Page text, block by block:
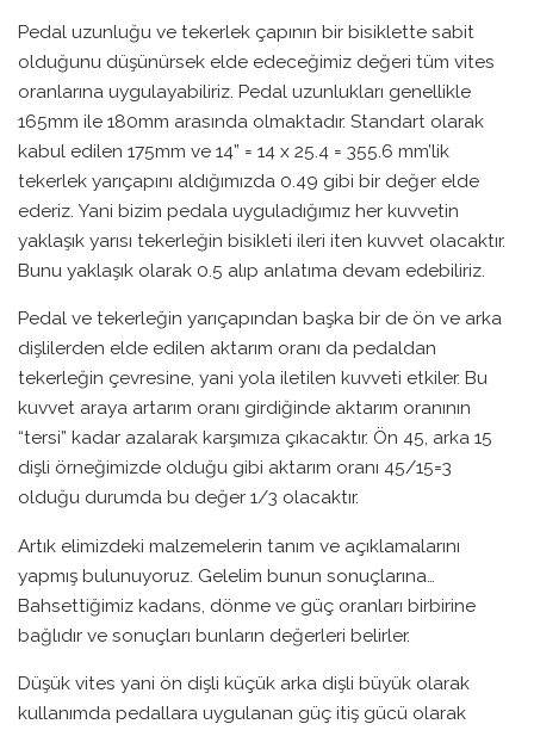
Pedal uzunluğu ve tekerlek çapının bir bisiklette sabit
olduğunu düşünürsek elde edeceğimiz değeri tüm vites
oranlarına uygulayabiliriz. Pedal uzunlukları genellikle
165mm ile 180mm arasında olmaktadır. Standart olarak
kabul edilen 175mm ve 14” = 14 x 25.4 = 355.6 mm’lik
tekerlek yarıçapını aldığımızda 0.49 gibi bir değer elde
ederiz. Yani bizim pedala uyguladığımız her kuvvetin
yaklaşık yarısı tekerleğin bisikleti ileri iten kuvvet olacaktır.
Bunu yaklaşık olarak 0.5 alıp anlatıma devam edebiliriz.
Pedal ve tekerleğin yarıçapından başka bir de ön ve arka
dişlilerden elde edilen aktarım oranı da pedaldan
tekerleğin çevresine, yani yola iletilen kuvveti etkiler. Bu
kuvvet araya artarım oranı girdiğinde aktarım oranının
“tersi” kadar azalarak karşımıza çıkacaktır. Ön 45, arka 15
dişli örneğimizde olduğu gibi aktarım oranı 45/15=3
olduğu durumda bu değer 1/3 olacaktır.
Artık elimizdeki malzemelerin tanım ve açıklamalarını
yapmış bulunuyoruz. Gelelim bunun sonuçlarına…
Bahsettiğimiz kadans, dönme ve güç oranları birbirine
bağlıdır ve sonuçları bunların değerleri belirler.
Düşük vites yani ön dişli küçük arka dişli büyük olarak
kullanımda pedallara uygulanan güç itiş gücü olarak